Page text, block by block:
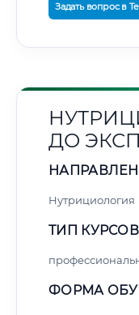
Задать вопрос в
ДО
Нутрициология
ТИП
ФОРМА